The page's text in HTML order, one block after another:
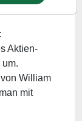
Aktien-
William
mit